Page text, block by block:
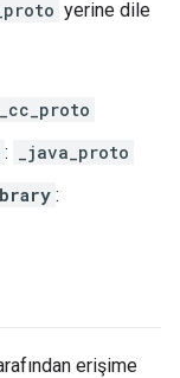
_proto yerine dile
_cc_proto
:
_java_proto
:
erişime